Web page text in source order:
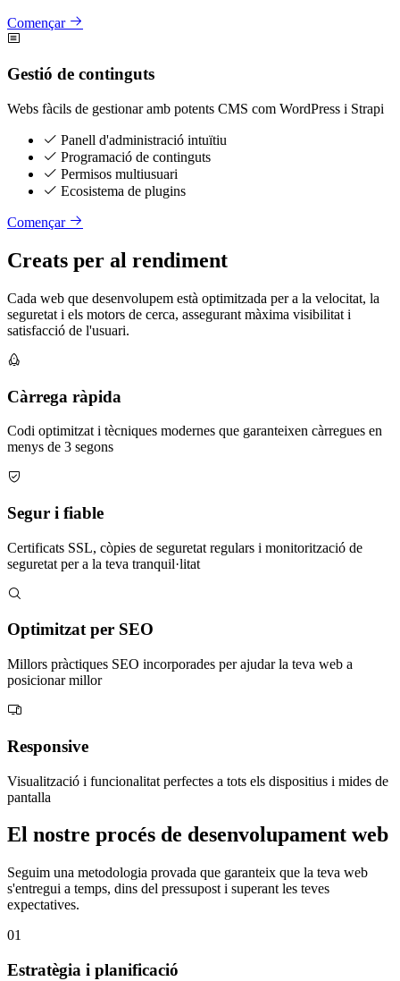
Començar
Gestió de continguts
Webs fàcils de gestionar amb potents CMS com WordPress i Strapi
Panell d'administració intuïtiu
Programació de continguts
Permisos multiusuari
Ecosistema de plugins
Començar
Creats per al rendiment
Cada web que desenvolupem està optimitzada per a la velocitat, la
seguretat i els motors de cerca, assegurant màxima visibilitat i
satisfacció de l'usuari.
Càrrega ràpida
Codi optimitzat i tècniques modernes que garanteixen càrregues en
menys de 3 segons
Segur i fiable
Certificats SSL, còpies de seguretat regulars i monitorització de
seguretat per a la teva tranquil·litat
Optimitzat per SEO
Millors pràctiques SEO incorporades per ajudar la teva web a
posicionar millor
Responsive
Visualització i funcionalitat perfectes a tots els dispositius i mides de
pantalla
El nostre procés de desenvolupament web
Seguim una metodologia provada que garanteix que la teva web
s'entregui a temps, dins del pressupost i superant les teves
expectatives.
01
Estratègia i planificació